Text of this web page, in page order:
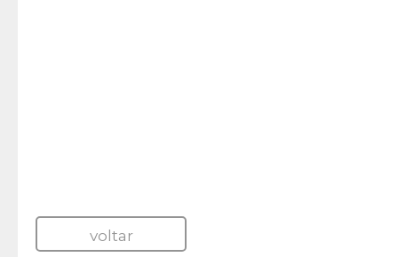
voltar